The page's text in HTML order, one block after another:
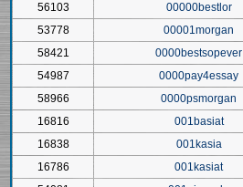
56103
00000bestlor
53778
00001morgan
58421
0000bestsopever
54987
0000pay4essay
58966
0000psmorgan
16816
001basiat
16838
001kasia
16786
001kasiat